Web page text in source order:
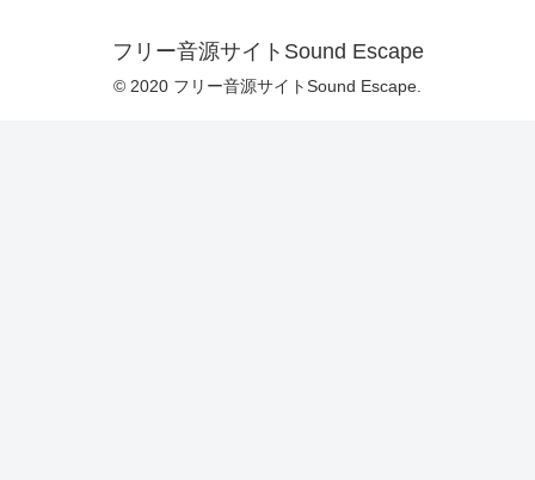
フリー音源サイトSound Escape
© 2020 フリー音源サイトSound Escape.